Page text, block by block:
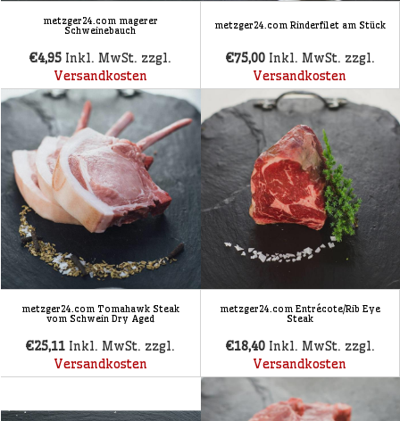
metzger24.com magerer
Schweinebauch
€4,95 Inkl. MwSt. zzgl.
Versandkosten
metzger24.com Rinderfilet am Stück
€75,00 Inkl. MwSt. zzgl.
Versandkosten
metzger24.com Tomahawk Steak
vom Schwein Dry Aged
€25,11 Inkl. MwSt. zzgl.
Versandkosten
metzger24.com Entrécote/Rib Eye
Steak
€18,40 Inkl. MwSt. zzgl.
Versandkosten